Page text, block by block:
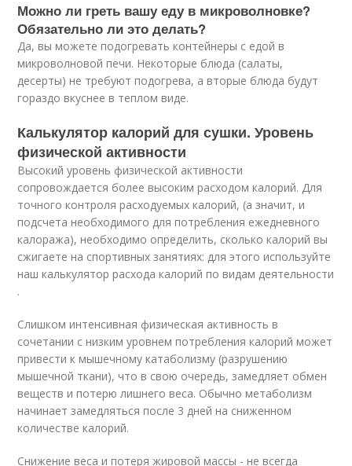
Можно ли греть вашу еду в микроволновке?
Обязательно ли это делать?
Да, вы можете подогревать контейнеры с едой в
микроволновой печи. Некоторые блюда (салаты,
десерты) не требуют подогрева, а вторые блюда будут
гораздо вкуснее в теплом виде.
Калькулятор калорий для сушки. Уровень
физической активности
Высокий уровень физической активности
сопровождается более высоким расходом калорий. Для
точного контроля расходуемых калорий, (а значит, и
подсчета необходимого для потребления ежедневного
калоража), необходимо определить, сколько калорий вы
сжигаете на спортивных занятиях: для этого используйте
наш калькулятор расхода калорий по видам деятельности
.
Слишком интенсивная физическая активность в
сочетании с низким уровнем потребления калорий может
привести к мышечному катаболизму (разрушению
мышечной ткани), что в свою очередь, замедляет обмен
веществ и потерю лишнего веса. Обычно метаболизм
начинает замедляться после 3 дней на сниженном
количестве калорий.
Снижение веса и потеря жировой массы - не всегда